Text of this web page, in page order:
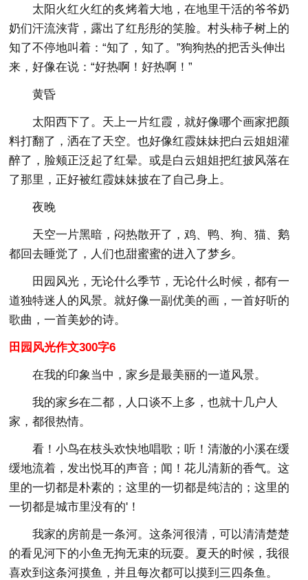
太阳火红火红的炙烤着大地，在地里干活的爷爷奶
奶们汗流浃背，露出了红彤彤的笑脸。村头柿子树上的
知了不停地叫着：“知了，知了。”狗狗热的把舌头伸出
来，好像在说：“好热啊！好热啊！”
黄昏
太阳西下了。天上一片红霞，就好像哪个画家把颜
料打翻了，洒在了天空。也好像红霞妹妹把白云姐姐灌
醉了，脸颊正泛起了红晕。或是白云姐姐把红披风落在
了那里，正好被红霞妹妹披在了自己身上。
夜晚
天空一片黑暗，闷热散开了，鸡、鸭、狗、猫、鹅
都回去睡觉了，人们也甜蜜蜜的进入了梦乡。
田园风光，无论什么季节，无论什么时候，都有一
道独特迷人的风景。就好像一副优美的画，一首好听的
歌曲，一首美妙的诗。
田园风光作文300字6
在我的印象当中，家乡是最美丽的一道风景。
我的家乡在二都，人口谈不上多，也就十几户人
家，都很热情。
看！小鸟在枝头欢快地唱歌；听！清澈的小溪在缓
缓地流着，发出悦耳的声音；闻！花儿清新的香气。这
里的一切都是朴素的；这里的一切都是纯洁的；这里的
一切都是城市里没有的'！
我家的房前是一条河。这条河很清，可以清清楚楚
的看见河下的小鱼无拘无束的玩耍。夏天的时候，我很
喜欢到这条河摸鱼，并且每次都可以摸到三四条鱼。